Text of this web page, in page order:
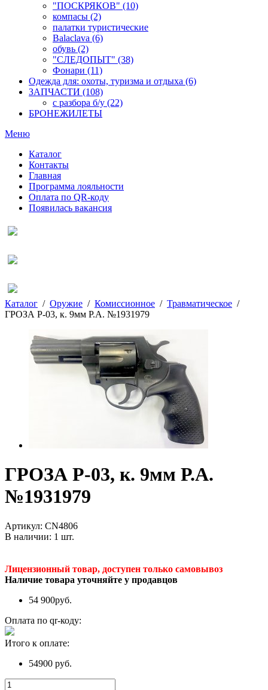
"ПОСКРЯКОВ" (10)
компасы (2)
палатки туристические
Balaclava (6)
обувь (2)
"СЛЕДОПЫТ" (38)
Фонари (11)
Одежда для: охоты, туризма и отдыха (6)
ЗАПЧАСТИ (108)
с разбора б/у (22)
БРОНЕЖИЛЕТЫ
Меню
Каталог
Контакты
Главная
Программа лояльности
Оплата по QR-коду
Появилась вакансия
Каталог / Оружие / Комиссионное / Травматическое /
ГРОЗА Р-03, к. 9мм Р.А. №1931979
ГРОЗА Р-03, к. 9мм Р.А.
№1931979
Артикул: CN4806
В наличии: 1 шт.
Лицензионный товар, доступен только самовывоз
Наличие товара уточняйте у продавцов
54 900руб.
Оплата по qr-коду:
Итого к оплате:
54900 руб.